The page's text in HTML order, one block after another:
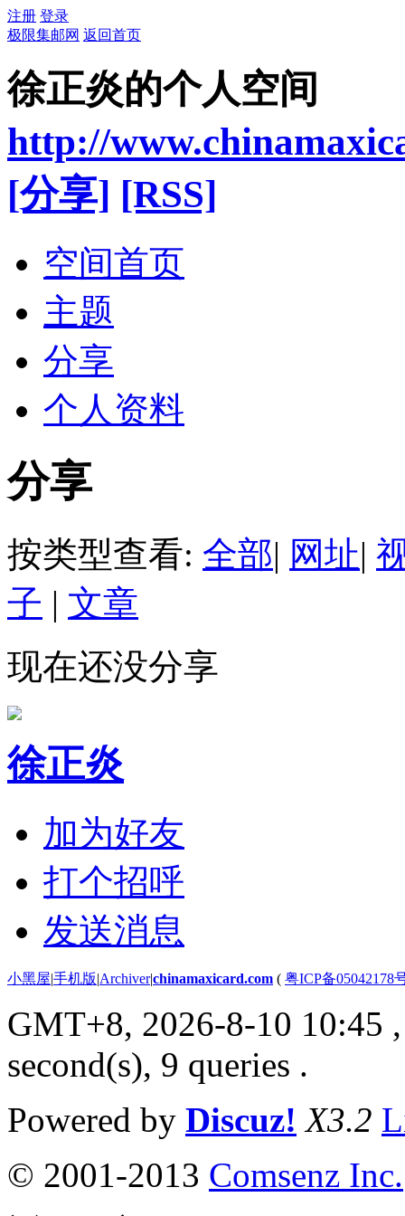
注册 登录
极限集邮网 返回首页
徐正炎的个人空间
http://
[分享] [RSS]
空间首页
主题
分享
个人资料
分享
按类型查看: 全部| 网址|
子 | 文章
现在还没分享
徐正炎
加为好友
打个招呼
发送消息
小黑屋|手机版|Archiver|chinamaxicard.com ( 粤ICP备05042178
GMT+8, 2026-8-10 10:45
second(s), 9 queries .
Powered by Discuz! X3.2
© 2001-2013 Comsenz Inc.